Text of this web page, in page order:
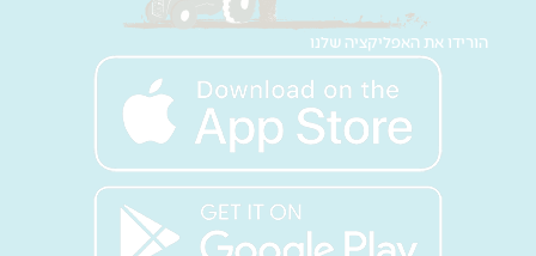
הורידו את האפליקציה שלנו